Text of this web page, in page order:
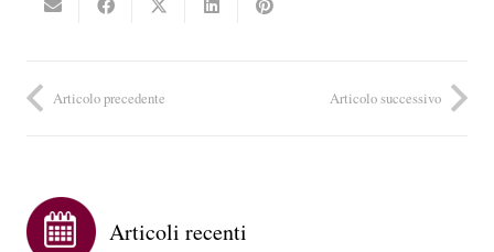
Articolo precedente Articolo successivo
Articoli recenti